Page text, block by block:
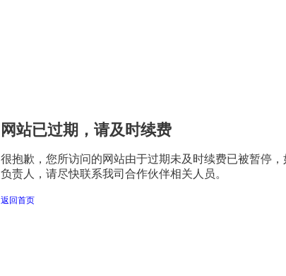
网站已过期，请及时续费
很抱歉，您所访问的网站由于过期未及时续费已被暂停
负责人，请尽快联系我司合作伙伴相关人员。
返回首页